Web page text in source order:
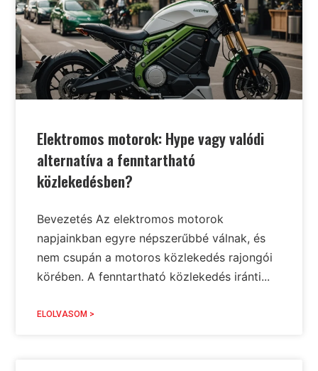
Elektromos motorok: Hype vagy valódi
alternatíva a fenntartható
közlekedésben?
Bevezetés Az elektromos motorok
napjainkban egyre népszerűbbé válnak, és
nem csupán a motoros közlekedés rajongói
körében. A fenntartható közlekedés iránti...
ELOLVASOM >